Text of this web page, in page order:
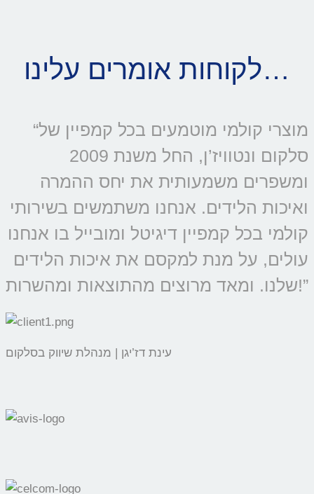
לקוחות אומרים עלינו…
“מוצרי קולמי מוטמעים בכל קמפיין של
סלקום ונטוויז’ן, החל משנת 2009
ומשפרים משמעותית את יחס ההמרה
ואיכות הלידים. אנחנו משתמשים בשירותי
קולמי בכל קמפיין דיגיטל ומובייל בו אנחנו
עולים, על מנת למקסם את איכות הלידים
שלנו. ומאד מרוצים מהתוצאות ומהשרות!”
עינת דז’יגן | מנהלת שיווק בסלקום